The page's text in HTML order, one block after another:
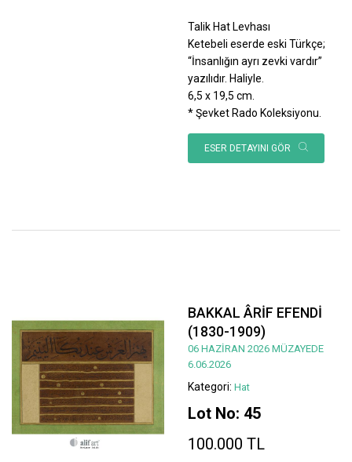
Talik Hat Levhası
Ketebeli eserde eski Türkçe;
“İnsanlığın ayrı zevki vardır”
yazılıdır. Haliyle.
6,5 x 19,5 cm.
* Şevket Rado Koleksiyonu.
ESER DETAYINI GÖR
BAKKAL ÂRİF EFENDİ
(1830-1909)
06 HAZİRAN 2026 MÜZAYEDE
6.06.2026
Kategori: Hat
Lot No: 45
100.000 TL